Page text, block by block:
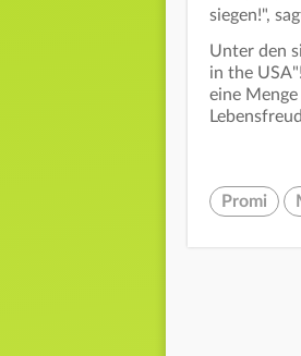
siegen!",
Unter den
in the
eine
Promi